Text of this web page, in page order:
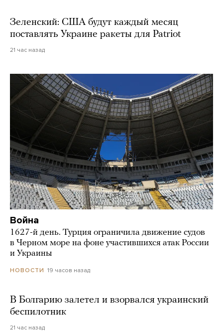
Зеленский: США будут каждый месяц
поставлять Украине ракеты для Patriot
21 час назад
Война
1627-й день. Турция ограничила движение судов
в Черном море на фоне участившихся атак России
и Украины
НОВОСТИ 19 часов назад
В Болгарию залетел и взорвался украинский
беспилотник
21 час назад